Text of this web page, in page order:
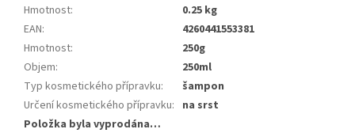
Hmotnost:
0.25 kg
EAN:
4260441553381
Hmotnost:
250g
Objem:
250ml
Typ kosmetického přípravku:
šampon
Určení kosmetického přípravku: na srst
Položka byla vyprodána…